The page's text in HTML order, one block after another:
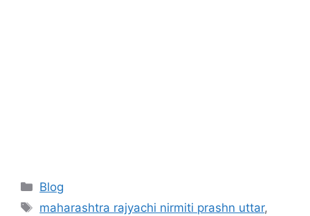
Categories
Blog
Tags
maharashtra rajyachi nirmiti prashn uttar,